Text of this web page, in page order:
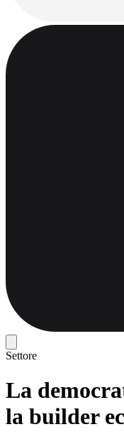
Settore
La
la builder